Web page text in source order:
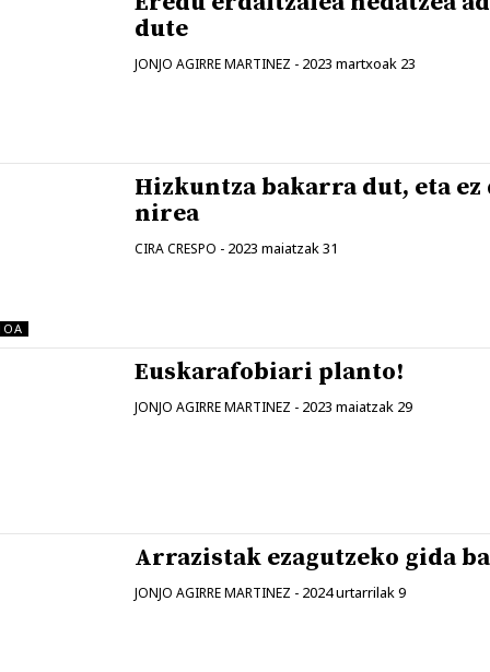
dute
JONJO AGIRRE MARTINEZ - 2023 martxoak 23
Hizkuntza bakarra dut, eta ez
nirea
CIRA CRESPO - 2023 maiatzak 31
Euskarafobiari planto!
JONJO AGIRRE MARTINEZ - 2023 maiatzak 29
Arrazistak ezagutzeko gida
JONJO AGIRRE MARTINEZ - 2024 urtarrilak 9